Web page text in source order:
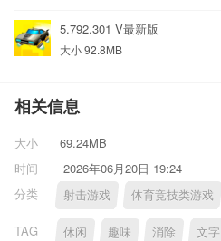
5.792.301 V最新版
大小 92.8MB
相关信息
大小
69.24MB
时间
2026年06月20日 19:24
分类
射击游戏 体育竞技类游戏
TAG 休闲 趣味 消除 文字